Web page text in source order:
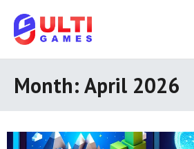
content
Month: April 2026